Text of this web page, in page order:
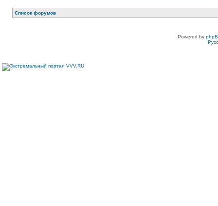
Список форумов
Powered by